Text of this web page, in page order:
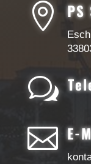

w
 E-